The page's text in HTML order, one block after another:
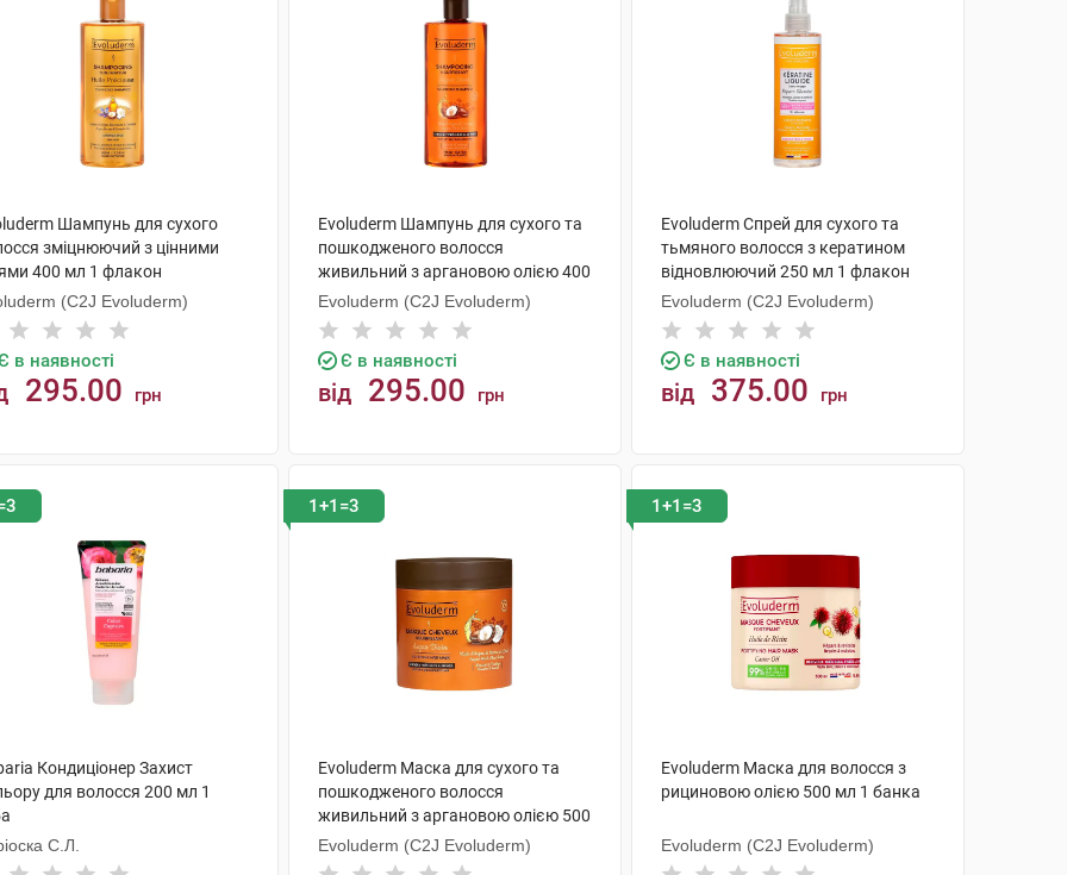
Шампунь для сухого
зміцнюючий з цінними
400 мл 1 флакон
(C2J Evoluderm)
в наявності
295.00 грн
Evoluderm Шампунь для сухого та
пошкодженого волосся
живильний з аргановою олією 400
мл 1 флакон
Evoluderm (C2J Evoluderm)
Є в наявності
від 295.00 грн
Evoluderm Спрей для сухого та
тьмяного волосся з кератином
відновлюючий 250 мл 1 флакон
Evoluderm (C2J Evoluderm)
Є в наявності
від 375.00 грн
Кондиціонер Захист
для волосся 200 мл 1
С.Л.
1+1=3
Evoluderm Маска для сухого та
пошкодженого волосся
живильний з аргановою олією 500
мл 1 банка
Evoluderm (C2J Evoluderm)
1+1=3
Evoluderm Маска для волосся з
рициновою олією 500 мл 1 банка
Evoluderm (C2J Evoluderm)